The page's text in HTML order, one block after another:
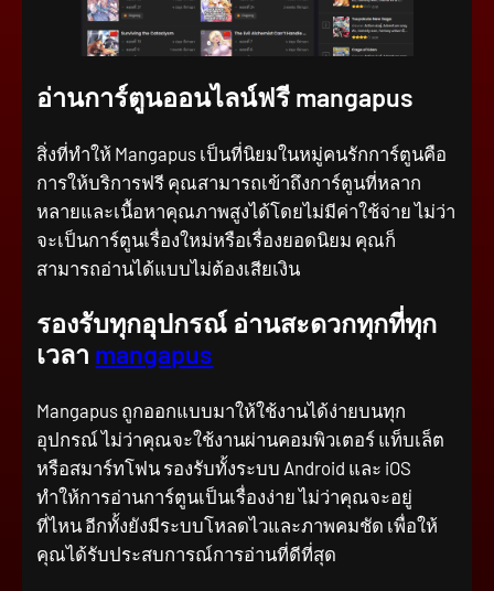
อ่านการ์ตูนออนไลน์ฟรี mangapus
สิ่งที่ทำให้ Mangapus เป็นที่นิยมในหมู่คนรักการ์ตูนคือ
การให้บริการฟรี คุณสามารถเข้าถึงการ์ตูนที่หลาก
หลายและเนื้อหาคุณภาพสูงได้โดยไม่มีค่าใช้จ่าย ไม่ว่า
จะเป็นการ์ตูนเรื่องใหม่หรือเรื่องยอดนิยม คุณก็
สามารถอ่านได้แบบไม่ต้องเสียเงิน
รองรับทุกอุปกรณ์ อ่านสะดวกทุกที่ทุก
เวลา mangapus
Mangapus ถูกออกแบบมาให้ใช้งานได้ง่ายบนทุก
อุปกรณ์ ไม่ว่าคุณจะใช้งานผ่านคอมพิวเตอร์ แท็บเล็ต
หรือสมาร์ทโฟน รองรับทั้งระบบ Android และ iOS
ทำให้การอ่านการ์ตูนเป็นเรื่องง่าย ไม่ว่าคุณจะอยู่
ที่ไหน อีกทั้งยังมีระบบโหลดไวและภาพคมชัด เพื่อให้
คุณได้รับประสบการณ์การอ่านที่ดีที่สุด